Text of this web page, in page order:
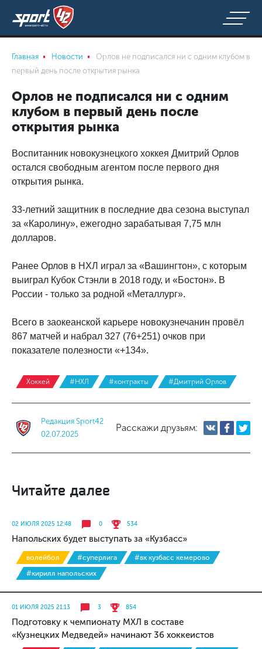
Главная Новости
Орлов не подписался ни с одним клубом в
первый день после открытия рынка
Орлов не подписался ни с одним
клубом в первый день после
открытия рынка
Воспитанник новокузнецкого хоккея Дмитрий Орлов
остался свободным агентом после первого дня
открытия рынка.
33-летний защитник в последние два сезона выступал
за «Каролину», ежегодно зарабатывая 7,75 млн
долларов.
Ранее Орлов в НХЛ играл за «Вашингтон», с которым
выиграл Кубок Стэнли в 2018 году, и «Бостон». В
России - только за родной «Металлург».
Всего в заокеанской карьере новокузнечанин провёл
867 матчей и набрал 327 (76+251) очков при
показателе полезности «+134».
Хоккей #НХЛ #контракты #Дмитрий Орлов
Редакция Sport42
02.07.2025
Расскажи друзьям:
Читайте далее
02 ИЮЛЯ 2025 12:48 0 534
Напольских будет выступать за «Кузбасс»
волейбол #суперлига
#вк кузбасс кемерово
#кирилл напольских
01 ИЮЛЯ 2025 21:13 3 854
Подготовку к чемпионату МХЛ в составе
«Кузнецких Медведей» начинают 36 хоккеистов